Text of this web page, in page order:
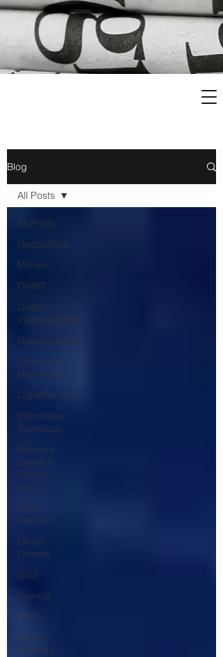
Blog
All Posts
Geopolitica
Militare
OSINT
Diritto
Internazionale
Geoeconomia
Sicurezza
Nazionale
CyberSecurity
Information
Tecnology
America-
Latina e
Caraibi
(LAC)
Indo-
Pacifico
Medio
Oriente
Cina
Francia
USA
Nuova
Zelanda
All Posts